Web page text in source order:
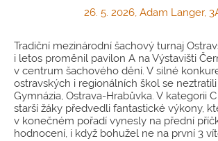
26. 5. 2026, Adam Langer,
Tradiční mezinárodní šachový turnaj
i letos proměnil pavilon A na Výstavišti
v centrum šachového dění. V silné
ostravských i regionálních škol se
Gymnázia, Ostrava-Hrabůvka. V kategorii
starší žáky předvedli fantastické výkony,
v konečném pořadí vynesly na přední
hodnocení, i když bohužel ne na první 3